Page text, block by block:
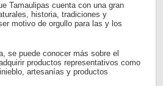
Tamaulipas cuenta con una gran
historia, tradiciones y
motivo de orgullo para las y los
se puede conocer más sobre el
productos representativos como
artesanías y productos